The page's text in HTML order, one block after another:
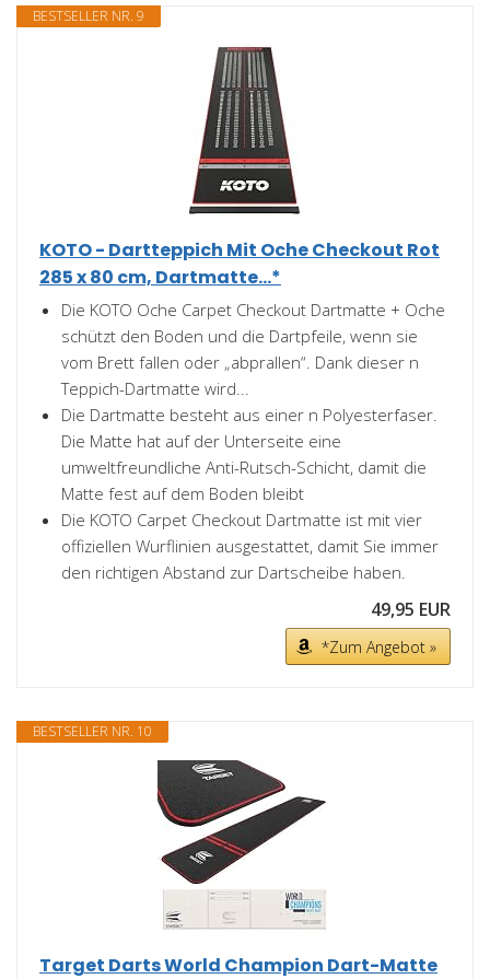
BESTSELLER NR. 9
KOTO - Dartteppich Mit Oche Checkout Rot
285 x 80 cm, Dartmatte...*
Die KOTO Oche Carpet Checkout Dartmatte + Oche
schützt den Boden und die Dartpfeile, wenn sie
vom Brett fallen oder „abprallen“. Dank dieser n
Teppich-Dartmatte wird...
Die Dartmatte besteht aus einer n Polyesterfaser.
Die Matte hat auf der Unterseite eine
umweltfreundliche Anti-Rutsch-Schicht, damit die
Matte fest auf dem Boden bleibt
Die KOTO Carpet Checkout Dartmatte ist mit vier
offiziellen Wurflinien ausgestattet, damit Sie immer
den richtigen Abstand zur Dartscheibe haben.
49,95 EUR
*Zum Angebot »
BESTSELLER NR. 10
Target Darts World Champion Dart-Matte